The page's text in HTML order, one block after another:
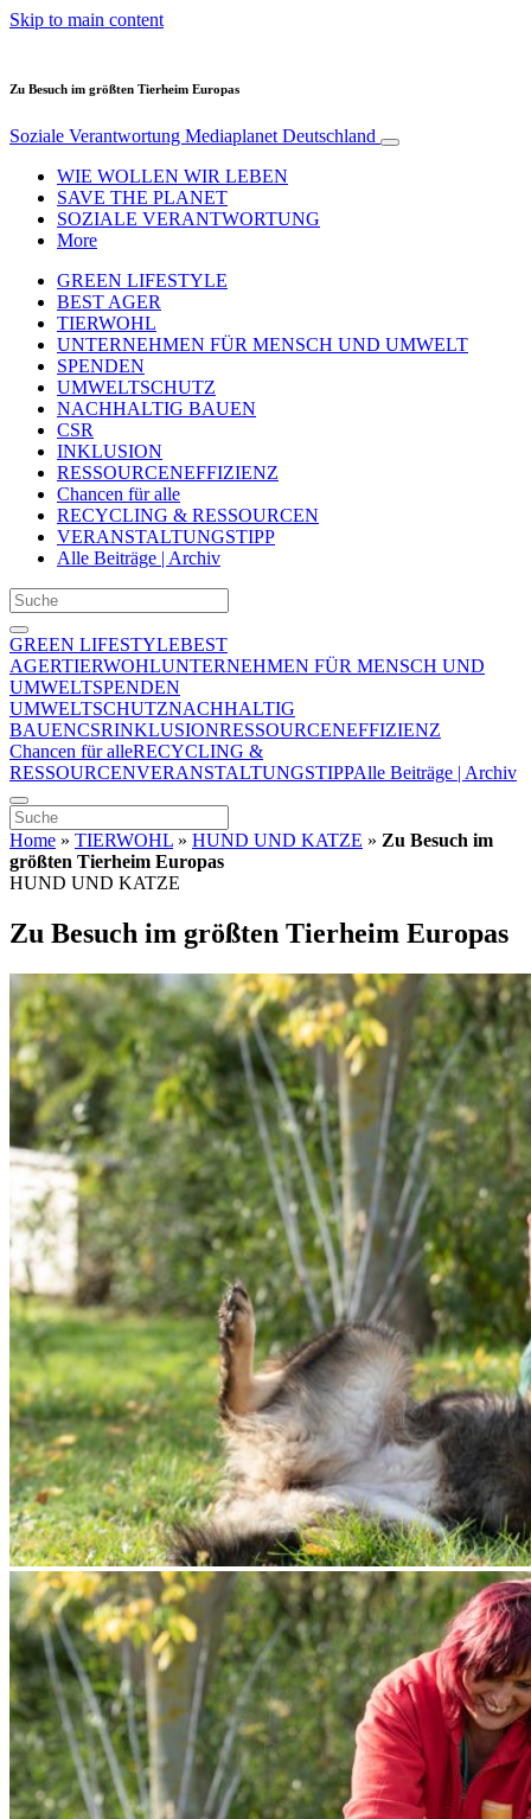
Skip to main content
Zu Besuch im größten Tierheim Europas
Soziale Verantwortung Mediaplanet Deutschland
WIE WOLLEN WIR LEBEN
SAVE THE PLANET
SOZIALE VERANTWORTUNG
More
GREEN LIFESTYLE
BEST AGER
TIERWOHL
UNTERNEHMEN FÜR MENSCH UND UMWELT
SPENDEN
UMWELTSCHUTZ
NACHHALTIG BAUEN
CSR
INKLUSION
RESSOURCENEFFIZIENZ
Chancen für alle
RECYCLING & RESSOURCEN
VERANSTALTUNGSTIPP
Alle Beiträge | Archiv
GREEN LIFESTYLEBEST
AGERTIERWOHLUNTERNEHMEN FÜR MENSCH UND
UMWELTSPENDEN
UMWELTSCHUTZNACHHALTIG
BAUENCSRINKLUSIONRESSOURCENEFFIZIENZ
Chancen für alleRECYCLING &
RESSOURCENVERANSTALTUNGSTIPPAlle Beiträge | Archiv
Home » TIERWOHL » HUND UND KATZE » Zu Besuch im
größten Tierheim Europas
HUND UND KATZE
Zu Besuch im größten Tierheim Europas